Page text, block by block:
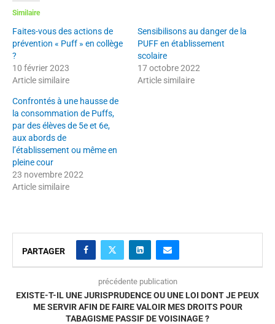
Similaire
Faites-vous des actions de
prévention « Puff » en collège
?
10 février 2023
Article similaire
Sensibilisons au danger de la
PUFF en établissement
scolaire
17 octobre 2022
Article similaire
Confrontés à une hausse de
la consommation de Puffs,
par des élèves de 5e et 6e,
aux abords de
l’établissement ou même en
pleine cour
23 novembre 2022
Article similaire
PARTAGER
précédente publication
EXISTE-T-IL UNE JURISPRUDENCE OU UNE LOI DONT JE PEUX
ME SERVIR AFIN DE FAIRE VALOIR MES DROITS POUR
TABAGISME PASSIF DE VOISINAGE ?